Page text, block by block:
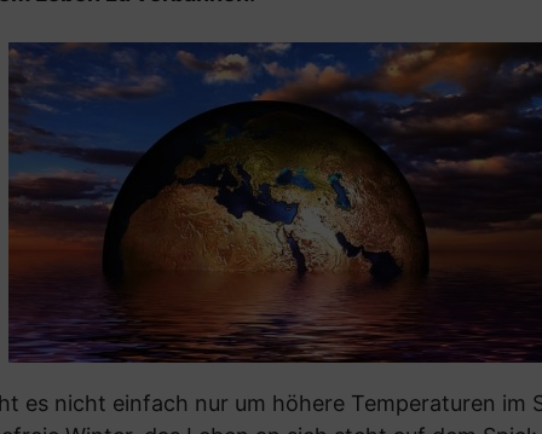
es nicht einfach nur um höhere Temperaturen im